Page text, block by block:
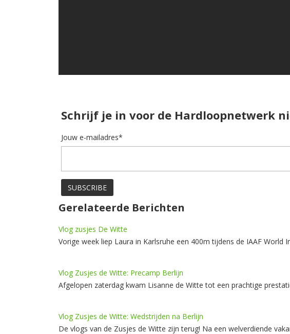
Schrijf je in voor de Hardloopnetwerk
Jouw e-mailadres*
Gerelateerde Berichten
Vlog zusjes De Witte
Vorige week liep Laura in Karlsruhe een 400m tijdens de IAAF World
Vlog Zusjes de Witte: Precamp Berlijn
Afgelopen zaterdag kwam Lisanne de Witte tot een prachtige
Vlog Zusjes de Witte: Wedstrijden na Berlijn
De vlogs van de Zusjes de Witte zijn terug! Na een welverdiende